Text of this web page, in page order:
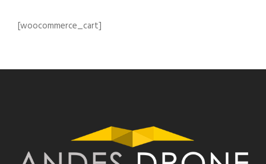
[woocommerce_cart]